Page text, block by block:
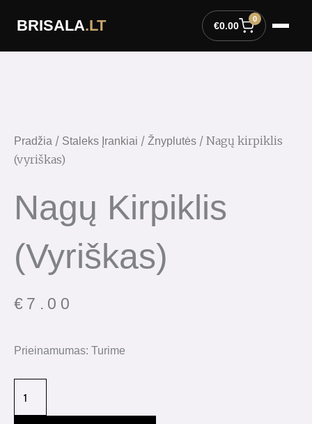
BRISALA.LT €0.00
0
Pradžia / Staleks Įrankiai / Žnyplutės / Nagų kirpiklis
(vyriškas)
Nagų Kirpiklis
(vyriškas)
€ 7.00
Prieinamumas: Turime